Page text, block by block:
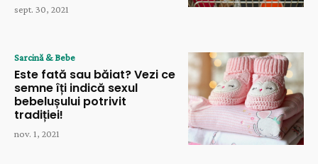
sept. 30, 2021
Sarcină & Bebe
Este fată sau băiat? Vezi ce
semne îți indică sexul
bebelușului potrivit
tradiției!
nov. 1, 2021